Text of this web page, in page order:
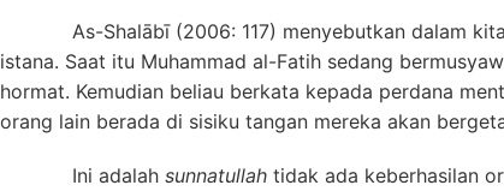
As-Shalābī (2006: 117) menyebutkan dalam
istana. Saat itu Muhammad al-Fatih sedang
hormat. Kemudian beliau berkata kepada perdana
orang lain berada di sisiku tangan mereka akan
Ini adalah sunnatullah tidak ada keberhasilan